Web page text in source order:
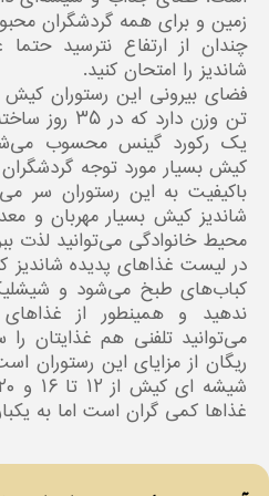
زمین و برای همه گردشگران
چندان از ارتفاع نترسید
شاندیز را امتحان کنید.
تن وزن
یک رکورد گینس محسوب
کیش بسیار مورد توجه
باکیفیت به این رستوران سر
شاندیز کیش بسیار مهربان و
محیط خانوادگی می‌توانید لذت
در لیست غذاهای پدیده شاندیز
کباب‌های طبخ می‌شود و
ندهید و همینطور از
می‌توانید تلفنی هم غذایتان
ریگان از مزایای این رستوران
غذاها کمی گران است اما به